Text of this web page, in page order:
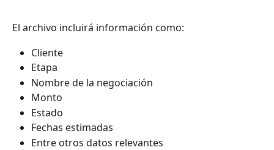
El archivo incluirá información como:
Cliente
Etapa
Nombre de la negociación
Monto
Estado
Fechas estimadas
Entre otros datos relevantes